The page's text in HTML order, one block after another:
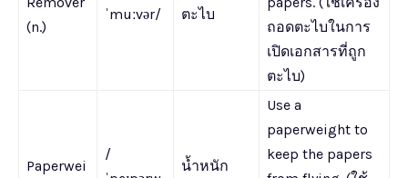
(n.)
ˈmuːvər/
ตะไบ
ถอดตะไบในการ
เปิดเอกสารที่ถูก
ตะไบ)
Paperwei
/
น้ำหนัก
Use a
paperweight to
keep the papers